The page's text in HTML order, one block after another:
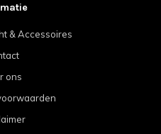
& Accessoires
ons